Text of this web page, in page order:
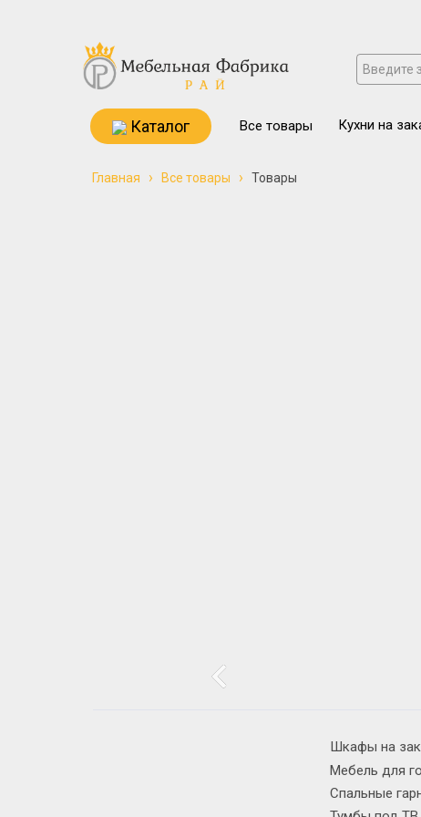
Кухни на
Все товары
Каталог
Главная › Все товары › Товары
Шкафы на
Мебель для
Спальные